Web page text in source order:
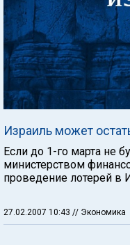
Израиль может
Если до 1-го марта не
министерством
проведение лотерей в
27.02.2007 10:43 // Экономика